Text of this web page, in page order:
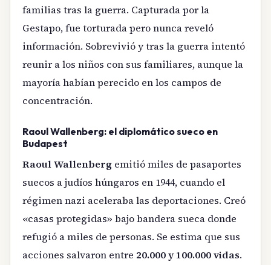
familias tras la guerra. Capturada por la
Gestapo, fue torturada pero nunca reveló
información. Sobrevivió y tras la guerra intentó
reunir a los niños con sus familiares, aunque la
mayoría habían perecido en los campos de
concentración.
Raoul Wallenberg: el diplomático sueco en
Budapest
Raoul Wallenberg emitió miles de pasaportes
suecos a judíos húngaros en 1944, cuando el
régimen nazi aceleraba las deportaciones. Creó
«casas protegidas» bajo bandera sueca donde
refugió a miles de personas. Se estima que sus
acciones salvaron entre 20.000 y 100.000 vidas.